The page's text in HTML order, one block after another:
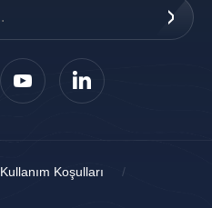
Kullanım Koşulları
/